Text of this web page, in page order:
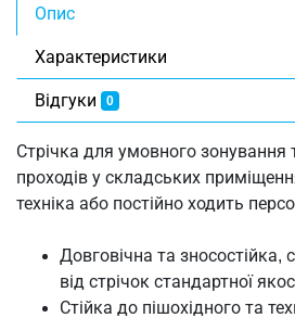
Опис
Характеристики
Відгуки 0
Стрічка для умовного зонування
проходів у складських
техніка або постійно ходить
Довговічна та зносостійка,
від стрічок стандартної
Стійка до пішохідного та